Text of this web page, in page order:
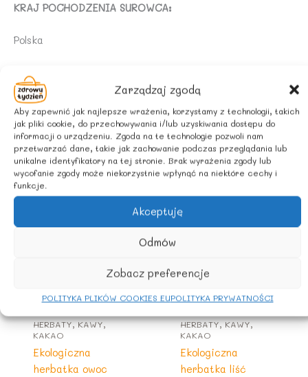
Zarządzaj zgodą
Aby zapewnić jak najlepsze wrażenia, korzystamy z technologii, takich
jak pliki cookie, do przechowywania i/lub uzyskiwania dostępu do
informacji o urządzeniu. Zgoda na te technologie pozwoli nam
przetwarzać dane, takie jak zachowanie podczas przeglądania lub
unikalne identyfikatory na tej stronie. Brak wyrażenia zgody lub
wycofanie zgody może niekorzystnie wpłynąć na niektóre cechy i
funkcje.
Akceptuję
Odmów
Zobacz preferencje
POLITYKA PLIKÓW COOKIES EUPOLITYKA PRYWATNOŚCI
KRAJ POCHODZENIA SUROWCA:
Polska
Podobne produkty
HERBATY, KAWY,
KAKAO
Ekologiczna
herbatka owoc
HERBATY, KAWY,
KAKAO
Ekologiczna
herbatka liść